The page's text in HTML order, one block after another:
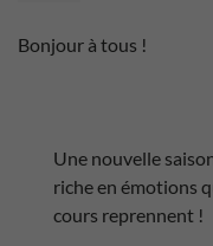
Bonjour à tous !
Une nouvelle
riche en émotions
cours reprennent !